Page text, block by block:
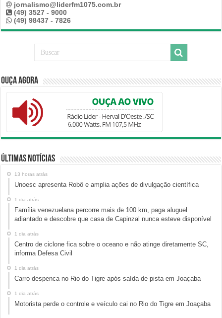
jornalismo@liderfm1075.com.br
(49) 3527 - 9000
(49) 98437 - 7826
Ouça Agora
Últimas Notícias
13 horas atrás
Unoesc apresenta Robô e amplia ações de divulgação científica
1 dia atrás
Família venezuelana percorre mais de 100 km, paga aluguel
adiantado e descobre que casa de Capinzal nunca esteve disponível
1 dia atrás
Centro de ciclone fica sobre o oceano e não atinge diretamente SC,
informa Defesa Civil
1 dia atrás
Carro despenca no Rio do Tigre após saída de pista em Joaçaba
1 dia atrás
Motorista perde o controle e veículo cai no Rio do Tigre em Joaçaba